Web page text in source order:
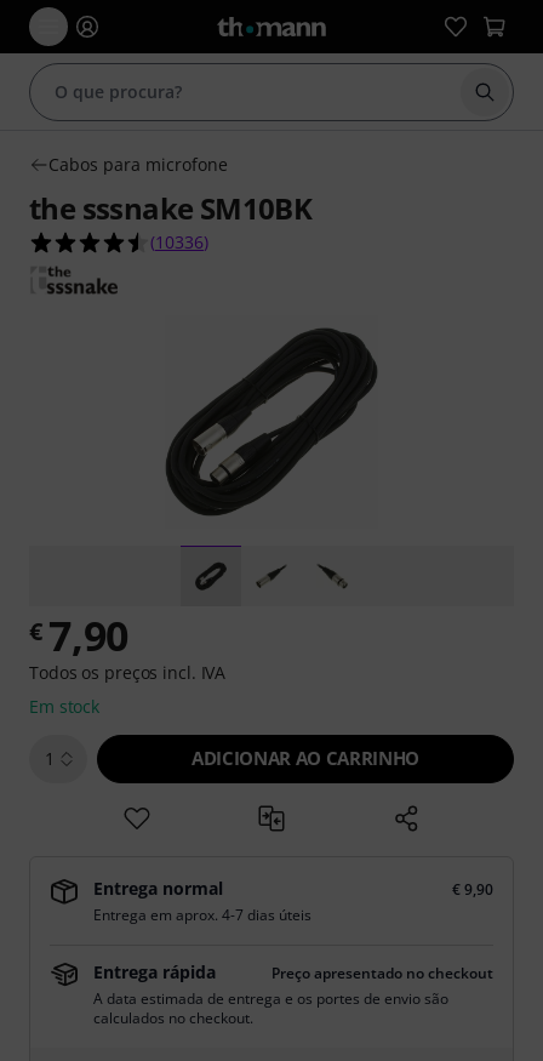
Iniciar
Cabos para microfone
the sssnake SM10BK
4.5 de 5 estrelas de 10336 avaliações de clientes
(10336)
€ 7,90
Todos os preços incl. IVA
Em stock
1 ADICIONAR AO CARRINHO
Entrega normal
€ 9,90
Entrega em aprox. 4-7 dias úteis
Entrega rápida
Preço apresentado no checkout
A data estimada de entrega e os portes de envio são
calculados no checkout.